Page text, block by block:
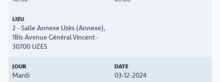
2 - Salle Annexe Uzès (Annexe),
1Bis Avenue Général Vincent -
30700 UZES
Mardi 03-12-2024